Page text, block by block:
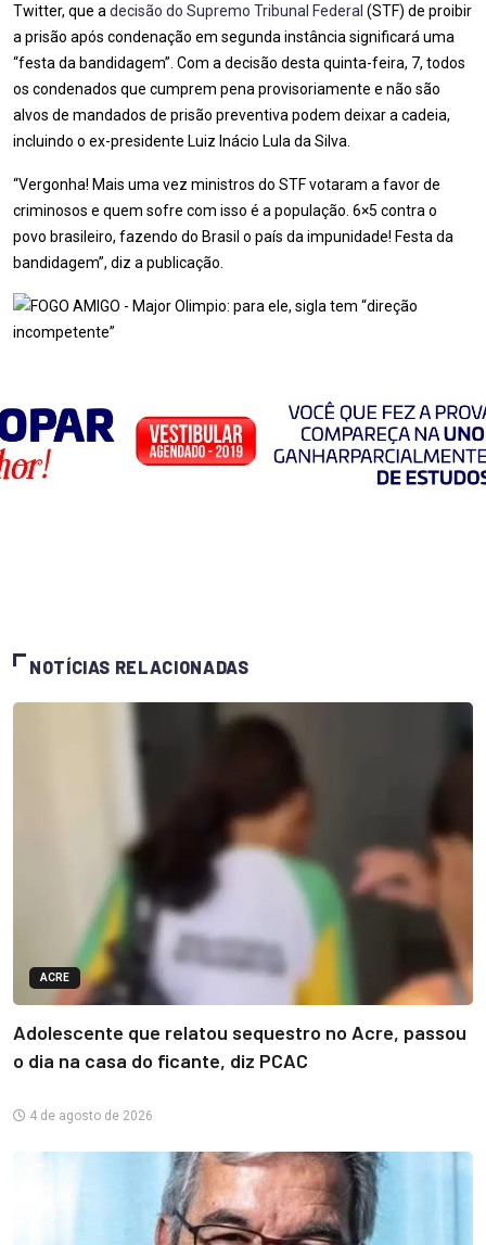
Twitter, que a decisão do Supremo Tribunal Federal (STF) de proibir
a prisão após condenação em segunda instância significará uma
“festa da bandidagem”. Com a decisão desta quinta-feira, 7, todos
os condenados que cumprem pena provisoriamente e não são
alvos de mandados de prisão preventiva podem deixar a cadeia,
incluindo o ex-presidente Luiz Inácio Lula da Silva.
“Vergonha! Mais uma vez ministros do STF votaram a favor de
criminosos e quem sofre com isso é a população. 6×5 contra o
povo brasileiro, fazendo do Brasil o país da impunidade! Festa da
bandidagem”, diz a publicação.
NOTÍCIAS RELACIONADAS
ACRE
Adolescente que relatou sequestro no Acre, passou
o dia na casa do ficante, diz PCAC
4 de agosto de 2026